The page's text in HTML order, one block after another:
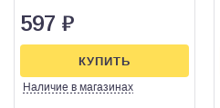
597 ₽
Наличие в магазинах
КУПИТЬ